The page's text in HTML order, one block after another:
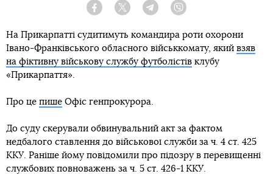
Facebook Twitter Telegram
На Прикарпатті судитимуть командира роти охорони
Івано-Франківського обласного військкомату, який взяв
на фіктивну військову службу футболістів клубу
«Прикарпаття».
Про це пише Офіс генпрокурора.
До суду скерували обвинувальний акт за фактом
недбалого ставлення до військової служби за ч. 4 ст. 425
ККУ. Раніше йому повідомили про підозру в перевищенні
службових повноважень за ч. 5 ст. 426-1 ККУ.